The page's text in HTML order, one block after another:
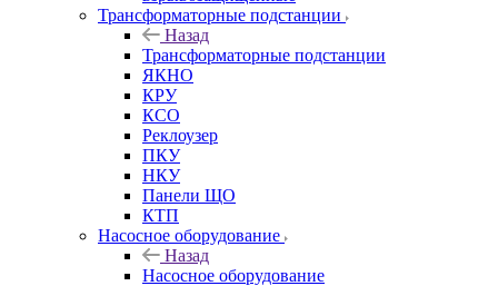
Трансформаторные подстанции
Назад
Трансформаторные подстанции
ЯКНО
КРУ
КСО
Реклоузер
ПКУ
НКУ
Панели ЩО
КТП
Насосное оборудование
Назад
Насосное оборудование